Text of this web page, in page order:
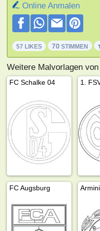
Online Anmalen
57 LIKES 70 STIMMEN
Weitere Malvorlagen
FC Schalke 04 1.
FC Augsburg